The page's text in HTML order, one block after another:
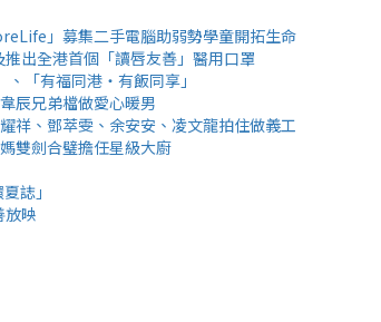
」募集二手電腦助弱勢學童開拓生命
出全港首個「讀唇友善」醫用口罩
「有福同港‧有飯同享」
辰兄弟檔做愛心暖男
祥、鄧萃雯、余安安、凌文龍拍住做義工
雙劍合璧擔任星級大廚
誌」
放映